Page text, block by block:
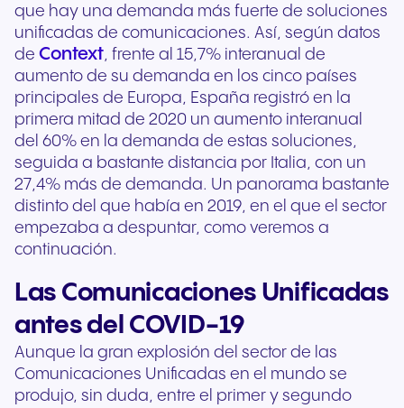
que hay una demanda más fuerte de soluciones
unificadas de comunicaciones. Así, según datos
de Context, frente al 15,7% interanual de
aumento de su demanda en los cinco países
principales de Europa, España registró en la
primera mitad de 2020 un aumento interanual
del 60% en la demanda de estas soluciones,
seguida a bastante distancia por Italia, con un
27,4% más de demanda. Un panorama bastante
distinto del que había en 2019, en el que el sector
empezaba a despuntar, como veremos a
continuación.
Las Comunicaciones Unificadas
antes del COVID-19
Aunque la gran explosión del sector de las
Comunicaciones Unificadas en el mundo se
produjo, sin duda, entre el primer y segundo